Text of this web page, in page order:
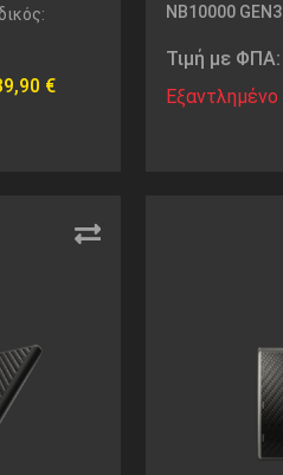
€
NB10000 GEN3
Τιμή με ΦΠΑ:
Εξαντλημένο